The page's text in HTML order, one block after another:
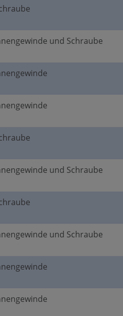
und Schraube
und Schraube
und Schraube